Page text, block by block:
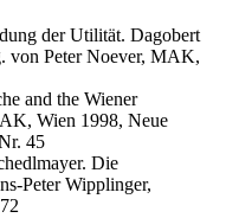
der Utilität. Dagobert
von Peter Noever, MAK,
and the Wiener
Wien 1998, Neue
45
Die
Peter Wipplinger,